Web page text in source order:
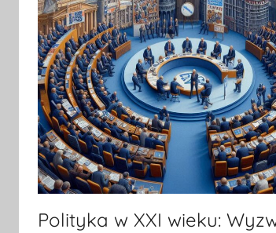
Polityka w XXI wieku: